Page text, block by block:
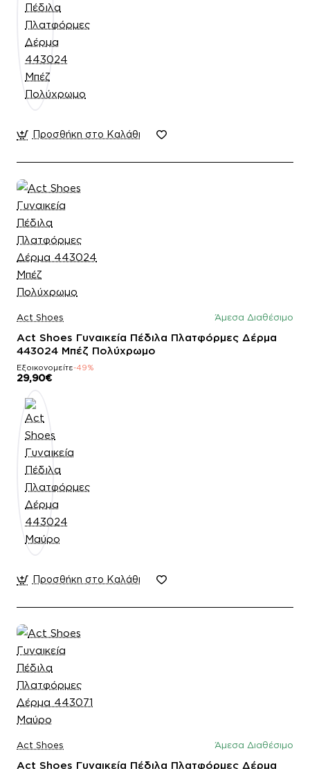
Προσθήκη στο Καλάθι
Act Shoes Άμεσα Διαθέσιμο
Act Shoes Γυναικεία Πέδιλα Πλατφόρμες Δέρμα
443024 Μπέζ Πολύχρωμο
Εξοικονομείτε-49%
29,90€
Προσθήκη στο Καλάθι
Act Shoes Άμεσα Διαθέσιμο
Act Shoes Γυναικεία Πέδιλα Πλατφόρμες Δέρμα